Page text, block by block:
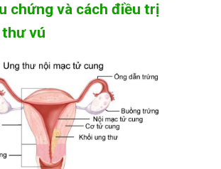
chứng và cách điều trị
vú